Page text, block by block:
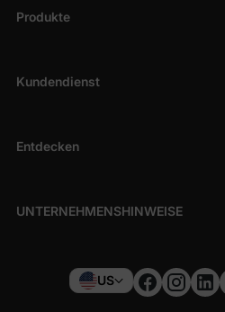
Produkte
Kundendienst
Entdecken
UNTERNEHMENSHINWEISE
US